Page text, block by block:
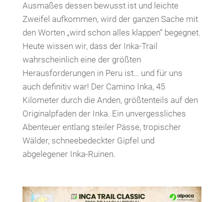
Ausmaßes dessen bewusst ist und leichte
Zweifel aufkommen, wird der ganzen Sache mit
den Worten „wird schon alles klappen“ begegnet.
Heute wissen wir, dass der Inka-Trail
wahrscheinlich eine der größten
Herausforderungen in Peru ist… und für uns
auch definitiv war! Der Camino Inka, 45
Kilometer durch die Anden, größtenteils auf den
Originalpfaden der Inka. Ein unvergessliches
Abenteuer entlang steiler Pässe, tropischer
Wälder, schneebedeckter Gipfel und
abgelegener Inka-Ruinen.